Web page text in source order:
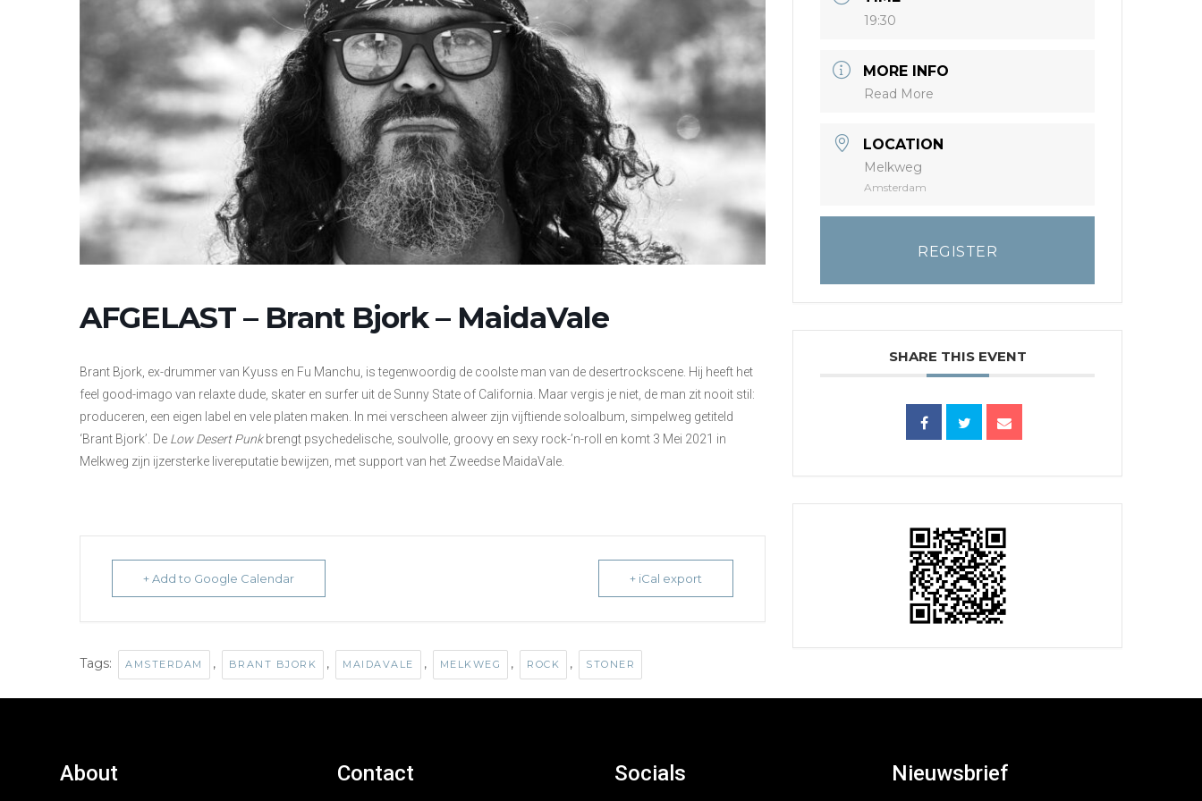
AFGELAST – Brant Bjork – MaidaVale
Brant Bjork, ex-drummer van Kyuss en Fu Manchu, is tegenwoordig de coolste man van de desertrockscene. Hij heeft het
feel good-imago van relaxte dude, skater en surfer uit de Sunny State of California. Maar vergis je niet, de man zit nooit stil:
produceren, een eigen label en vele platen maken. In mei verscheen alweer zijn vijftiende soloalbum, simpelweg getiteld
‘Brant Bjork’. De Low Desert Punkbrengt psychedelische, soulvolle, groovy en sexy rock-’n-roll en komt 3 Mei 2021 in
Melkweg zijn ijzersterke livereputatie bewijzen, met support van het Zweedse MaidaVale.
+ Add to Google Calendar + iCal export
Tags: AMSTERDAM , BRANT BJORK , MAIDAVALE , MELKWEG , ROCK , STONER
19:30
MORE INFO
Read More
LOCATION
Melkweg
Amsterdam
REGISTER
SHARE THIS EVENT
About Contact Socials Nieuwsbrief